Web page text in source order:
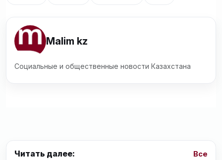
Malim kz
Социальные и общественные новости Казахстана
Читать далее: Все